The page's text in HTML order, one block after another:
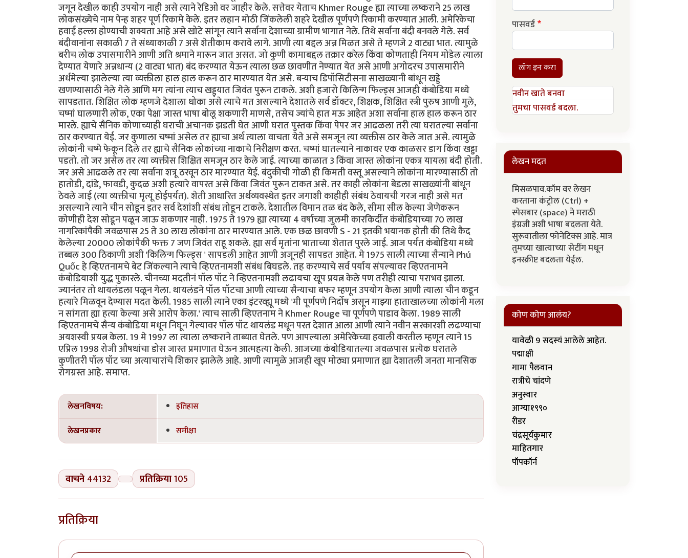
जगून देखील काही उपयोग नाही असे त्याने रेडिओ वर जाहीर केले. सत्तेवर येताच Khmer Rouge ह्या त्याच्या लष्कराने 25 लाख
लोकसंख्येचे नाम पेन्ह शहर पूर्ण रिकामे केले. इतर लहान मोठी जिंकलेली शहरे देखील पूर्णपणे रिकामी करण्यात आली. अमेरिकेचा
हवाई हल्ला होण्याची शक्यता आहे असे खोटे सांगून त्याने सर्वाना देशाच्या ग्रामीण भागात नेले. तिथे सर्वाना बंदी बनवले गेले. सर्व
बंदीवानांना सकाळी 7 ते संध्याकाळी 7 असे शेतीकाम करावे लागे. आणी त्या बद्दल अन्न मिळत असे ते म्हणजे 2 वाट्या भात. त्यामुळे
बरीच लोक उपासमारीने आणी अति श्रमाने मारून जात असत. जो कुणी कामाबद्दल तक्रार करेल किंवा कोणताही नियम मोडेल त्याला
देण्यात येणारे अन्नधान्य (2 वाट्या भात) बंद करण्यात येऊन त्याला छळ छावणीत नेण्यात येत असे आणी अगोदरच उपासमारीने
अर्धमेल्या झालेल्या त्या व्यक्तीला हाल हाल करून ठार मारण्यात येत असे. बऱ्याच डिपॉसिटीसना साखळ्यानी बांधून खड्डे
खणण्यासाठी नेले गेले आणि मग त्यांना त्याच खड्ड्यात जिवंत पुरून टाकले. अशी हजारो किलिन्ग फिल्ड्स आजही कंबोडिया मध्ये
सापडतात. शिक्षित लोक म्हणजे देशाला धोका असे त्याचे मत असल्याने देशातले सर्व डॉक्टर, शिक्षक, शिक्षित स्त्री पुरुष आणी मुले,
चष्मां घालणारी लोक, एका पेक्षा जास्त भाषा बोलू शकणारी माणसे, तसेच ज्यांचे हात मऊ आहेत अशा सर्वाना हाल हाल करून ठार
मारले. ह्याचे सैनिक कोणाच्याही घराची अचानक झडती घेत आणी घरात पुस्तक किंवा पेपर जर आढळला तरी त्या घरातल्या सर्वाना
ठार करण्यात येई. जर कुणाला चष्मां असेल तर ह्याचा अर्थ त्याला वाचता येते असे समजून त्या व्यक्तीस ठार केले जात असे. त्यामुळे
लोकांनी चष्मे फेकून दिले तर ह्याचे सैनिक लोकांच्या नाकाचे निरीक्षण करत. चष्मां घातल्याने नाकावर एक काळसर डाग किंवा खड्डा
पडतो. तो जर असेल तर त्या व्यक्तीस शिक्षित समजून ठार केले जाई. त्याच्या काळात 3 किंवा जास्त लोकांना एकत्र यायला बंदी होती.
जर असे आढळले तर त्या सर्वाना शत्रू ठरवून ठार मारण्यात येई. बंदुकीची गोळी ही किमती वस्तू असल्याने लोकांना मारण्यासाठी तो
हातोडी, दांडे, फावडी, कुदळ अशी हत्यारे वापरत असे किंवा जिवंत पुरून टाकत असे. तर काही लोकांना बेडला साखळ्यांनी बांधून
ठेवले जाई (त्या व्यक्तीचा मृत्यू होईपर्यंत). शेती आधारित अर्थव्यवस्थेत इतर जगाशी काहीही संबंध ठेवायची गरज नाही असे मत
असल्याने त्याने चीन सोडून इतर सर्व देशांशी संबंध तोडून टाकले. देशातील विमान तळ बंद केले, सीमा सील केल्या जेणेकरून
कोणीही देश सोडून पळून जाऊ शकणार नाही. 1975 ते 1979 ह्या त्याच्या 4 वर्षाच्या जुलमी कारकिर्दीत कंबोडियाच्या 70 लाख
नागरिकांपैकी जवळपास 25 ते 30 लाख लोकांना ठार मारण्यात आले. एक छळ छावणी S - 21 इतकी भयानक होती की तिथे कैद
केलेल्या 20000 लोकांपैकी फक्त 7 जण जिवंत राहू शकले. ह्या सर्व मृतांना भाताच्या शेतात पुरले जाई. आज पर्यंत कंबोडिया मध्ये
तब्बल 300 ठिकाणी अशी 'किलिन्ग फिल्ड्स ' सापडली आहेत आणी अजूनही सापडत आहेत. मे 1975 साली त्याच्या सैन्याने Phú
Quốc हे व्हिएतनामचे बेट जिंकल्याने त्याचे व्हिएतनामशी संबंध बिघडले. तह करण्याचे सर्व पर्याय संपल्यावर व्हिएतनामने
कंबोडियाशी युद्ध पुकारले. चीनच्या मदतीनं पॉल पॉट ने व्हिएतनामशी लढायचा खूप प्रयत्न केले पण तरीही त्याचा पराभव झाला.
ज्यानंतर तो थायलंडला पळून गेला. थायलंडने पॉल पॉटचा आणी त्याच्या सैन्याचा बफर म्हणून उपयोग केला आणी त्याला चीन कडून
हत्यारे मिळवून देण्यास मदत केली. 1985 साली त्याने एका इंटरव्ह्यू मध्ये 'मी पूर्णपणे निर्दोष असून माझ्या हाताखालच्या लोकांनी मला
न सांगता ह्या हत्या केल्या असे आरोप केला.' त्याच साली व्हिएतनाम ने Khmer Rouge चा पूर्णपणे पाडाव केला. 1989 साली
व्हिएतनामचे सैन्य कंबोडिया मधून निघून गेल्यावर पॉल पॉट थायलंड मधून परत देशात आला आणी त्याने नवीन सरकारशी लढण्याचा
अयशस्वी प्रयत्न केला. 19 मे 1997 ला त्याला लष्कराने ताब्यात घेतले. पण आपल्याला अमेरिकेच्या हवाली करतील म्हणून त्याने 15
एप्रिल 1998 रोजी औषधांचा डोस जास्त प्रमाणात घेऊन आत्महत्या केली. आजच्या कंबोडियातल्या जवळपास प्रत्येक घरातले
कुणीतरी पॉल पॉट च्या अत्याचारांचे शिकार झालेले आहे. आणी त्यामुळे आजही खूप मोठ्या प्रमाणात ह्या देशातली जनता मानसिक
रोगग्रस्त आहे. समाप्त.
लेखनविषय:
इतिहास
लेखनप्रकार
समीक्षा
वाचने 44132 प्रतिक्रिया105
प्रतिक्रिया
पासवर्ड
लॉग इन करा
नवीन खाते बनवा
तुमचा पासवर्ड बदला.
लेखन मदत
मिसळपाव.कॉम वर लेखन
करताना कंट्रोल (Ctrl) +
स्पेसबार (space) ने मराठी
इंग्रजी अशी भाषा बदलता येते.
सुरूवातीला फोनेटिक्स आहे. मात्र
तुमच्या खात्याच्या सेटींग मधून
इनस्क्रीप्ट बदलता येईल.
कोण कोण आलंय?
यावेळी 9 सदस्यं आलेले आहेत.
पद्माक्षी
गामा पैलवान
रात्रीचे चांदणे
अनुस्वार
आग्या१९९०
रीडर
चंद्रसूर्यकुमार
माहितगार
पॉपकॉर्न